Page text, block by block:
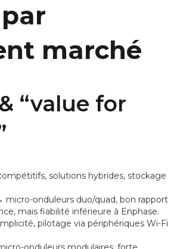
marché
“value for
solutions hybrides, stockage
micro-onduleurs duo/quad, bon rapport
mais fiabilité inférieure à Enphase.
pilotage via périphériques Wi-Fi